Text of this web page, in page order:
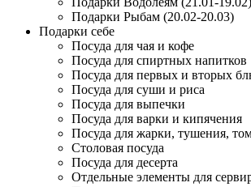
Подарки Рыбам (20.02-20.03)
Подарки себе
Посуда для чая и кофе
Посуда для спиртных напитков
Посуда для первых и вторых
Посуда для суши и риса
Посуда для выпечки
Посуда для варки и кипячения
Посуда для жарки, тушения,
Столовая посуда
Посуда для десерта
Отдельные элементы для